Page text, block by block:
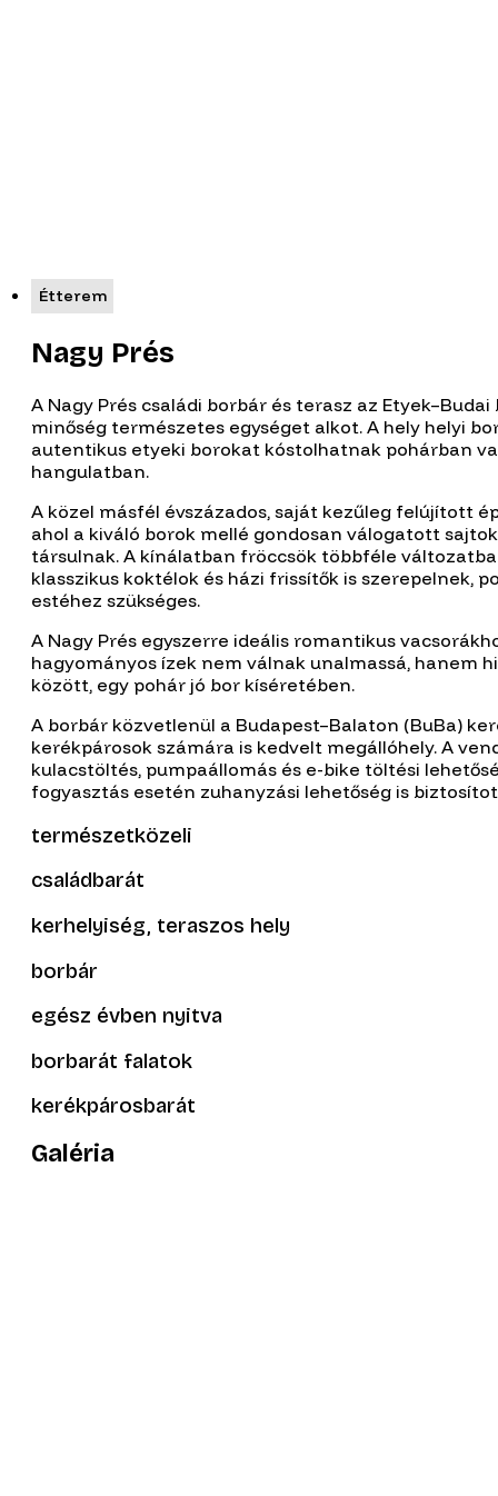
Étterem
Nagy Prés
A Nagy Prés családi borbár és terasz az
minőség természetes egységet alkot. A hely helyi
autentikus etyeki borokat kóstolhatnak pohárban
hangulatban.
A közel másfél évszázados, saját kezűleg felújított
ahol a kiváló borok mellé gondosan válogatott
társulnak. A kínálatban fröccsök többféle
klasszikus koktélok és házi frissítők is szerepelnek,
estéhez szükséges.
A Nagy Prés egyszerre ideális romantikus
hagyományos ízek nem válnak unalmassá, hanem
között, egy pohár jó bor kíséretében.
A borbár közvetlenül a Budapest–Balaton (BuBa)
kerékpárosok számára is kedvelt megállóhely. A
kulacstöltés, pumpaállomás és e-bike töltési
fogyasztás esetén zuhanyzási lehetőség is
természetközeli
családbarát
kerhelyiség, teraszos hely
borbár
egész évben nyitva
borbarát falatok
kerékpárosbarát
Galéria